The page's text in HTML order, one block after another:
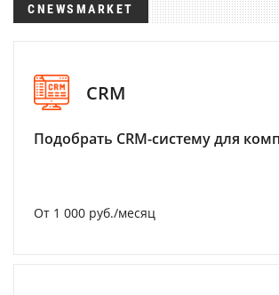
CNEWSMARKET
CRM
Подобрать CRM-систему для
От 1 000 руб./месяц